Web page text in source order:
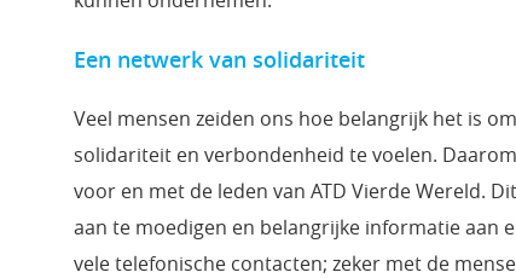
Een netwerk van solidariteit
Veel mensen zeiden ons hoe belangrijk het is
solidariteit en verbondenheid te voelen.
voor en met de leden van ATD Vierde Wereld.
aan te moedigen en belangrijke informatie aan
vele telefonische contacten; zeker met de